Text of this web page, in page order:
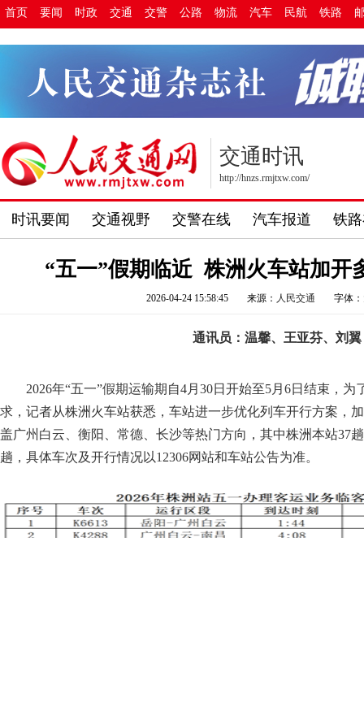
首页 要闻 时政 交通 交警 公路 物流 汽车 民航 铁路
交通时讯
http://hnzs.rmjtxw.com/
时讯要闻 交通视野 交警在线 汽车报道 铁
“五一”假期临近 株洲火车站加开
2026-04-24 15:58:45 来源： 人民交通 字体：
通讯员：温馨、王亚芬、刘翼
2026年“五一”假期运输期自4月30日开始至5月6日结束，
求，记者从株洲火车站获悉，车站进一步优化列车开行方案，
盖广州白云、衡阳、常德、长沙等热门方向，其中株洲本站37
趟，具体车次及开行情况以12306网站和车站公告为准。